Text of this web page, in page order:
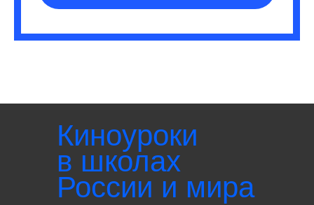
Киноуроки
в школах
России и мира